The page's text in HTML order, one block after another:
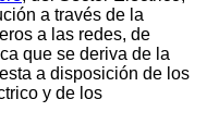
a través de la
a las redes, de
que se deriva de la
a disposición de los
y de los